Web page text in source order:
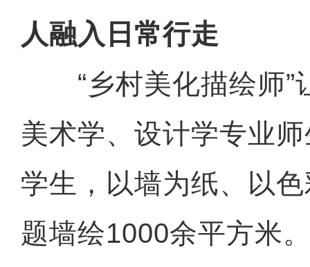
人融入日常行走
“乡村美化描绘师”
美术学、设计学专业
学生，以墙为纸、以
题墙绘1000余平方米